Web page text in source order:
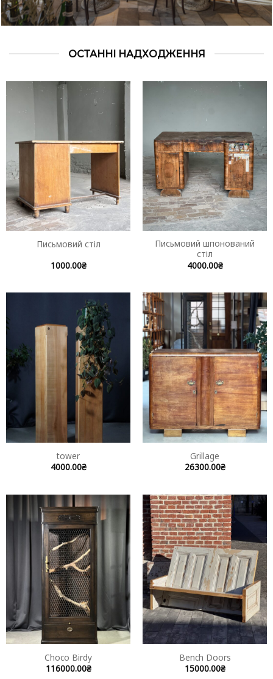
ОСТАННІ НАДХОДЖЕННЯ
Письмовий стіл
1000.00₴
Письмовий шпонований
стіл
4000.00₴
tower
4000.00₴
Grillage
26300.00₴
Choco Birdy
116000.00₴
Bench Doors
15000.00₴